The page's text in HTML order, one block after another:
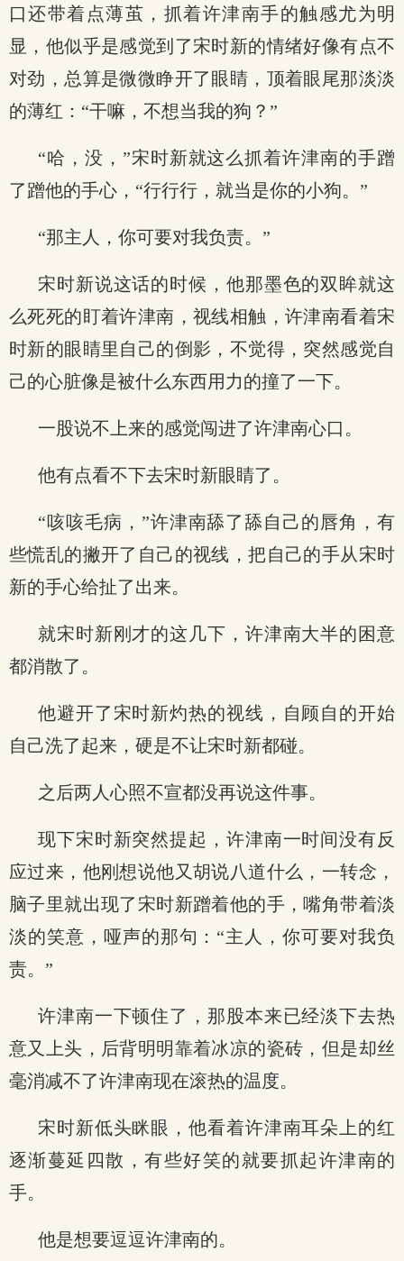
口还带着点薄茧，抓着许津南手的触感尤为明
显，他似乎是感觉到了宋时新的情绪好像有点不
对劲，总算是微微睁开了眼睛，顶着眼尾那淡淡
的薄红：“干嘛，不想当我的狗？”
“哈，没，”宋时新就这么抓着许津南的手蹭
了蹭他的手心，“行行行，就当是你的小狗。”
“那主人，你可要对我负责。”
宋时新说这话的时候，他那墨色的双眸就这
么死死的盯着许津南，视线相触，许津南看着宋
时新的眼睛里自己的倒影，不觉得，突然感觉自
己的心脏像是被什么东西用力的撞了一下。
一股说不上来的感觉闯进了许津南心口。
他有点看不下去宋时新眼睛了。
“咳咳毛病，”许津南舔了舔自己的唇角，有
些慌乱的撇开了自己的视线，把自己的手从宋时
新的手心给扯了出来。
就宋时新刚才的这几下，许津南大半的困意
都消散了。
他避开了宋时新灼热的视线，自顾自的开始
自己洗了起来，硬是不让宋时新都碰。
之后两人心照不宣都没再说这件事。
现下宋时新突然提起，许津南一时间没有反
应过来，他刚想说他又胡说八道什么，一转念，
脑子里就出现了宋时新蹭着他的手，嘴角带着淡
淡的笑意，哑声的那句：“主人，你可要对我负
责。”
许津南一下顿住了，那股本来已经淡下去热
意又上头，后背明明靠着冰凉的瓷砖，但是却丝
毫消减不了许津南现在滚热的温度。
宋时新低头眯眼，他看着许津南耳朵上的红
逐渐蔓延四散，有些好笑的就要抓起许津南的
手。
他是想要逗逗许津南的。